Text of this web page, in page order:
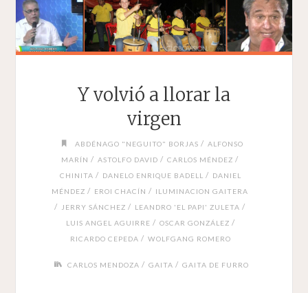
Y volvió a llorar la
virgen
ABDÉNAGO "NEGUITO" BORJAS / ALFONSO
MARÍN / ASTOLFO DAVID / CARLOS MÉNDEZ /
CHINITA / DANELO ENRIQUE BADELL / DANIEL
MÉNDEZ / EROI CHACÍN / ILUMINACION GAITERA
/ JERRY SÁNCHEZ / LEANDRO 'EL PAPI' ZULETA /
LUIS ANGEL AGUIRRE / OSCAR GONZÁLEZ /
RICARDO CEPEDA / WOLFGANG ROMERO
CARLOS MENDOZA / GAITA / GAITA DE FURRO